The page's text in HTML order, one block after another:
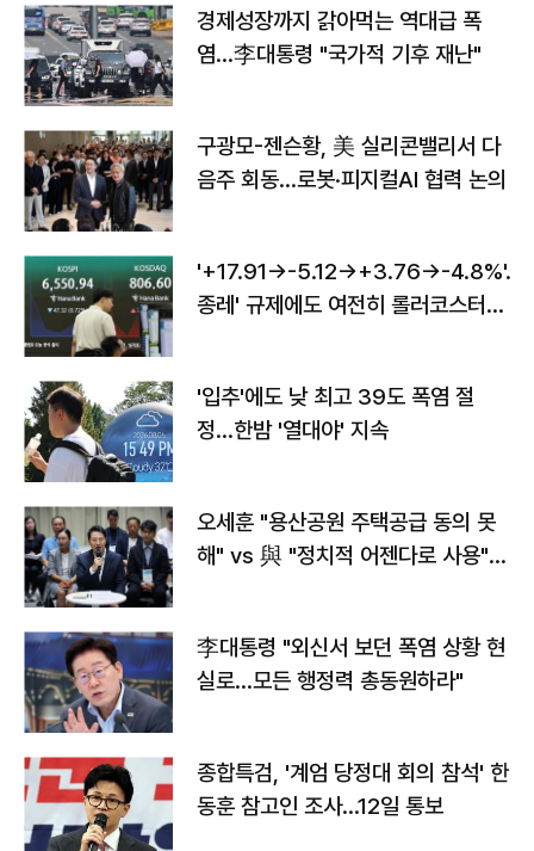
경제성장까지 갉아먹는 역대급 폭
염…李대통령 "국가적 기후 재난"
구광모-젠슨황, 美 실리콘밸리서 다
음주 회동…로봇·피지컬AI 협력 논의
'+17.91→-5.12→+3.76→-4.8%'…'
종레' 규제에도 여전히 롤러코스터
'입추'에도 낮 최고 39도 폭염 절
정…한밤 '열대야' 지속
오세훈 "용산공원 주택공급 동의 못
해" vs 與 "정치적 어젠다로 사용"
李대통령 "외신서 보던 폭염 상황 현
실로…모든 행정력 총동원하라"
종합특검, '계엄 당정대 회의 참석' 한
동훈 참고인 조사...12일 통보